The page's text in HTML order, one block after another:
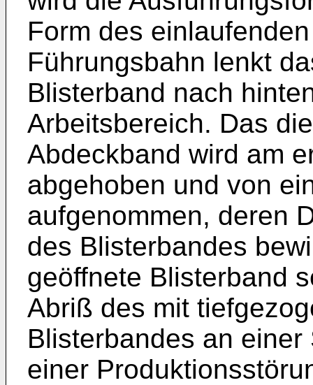
Form des
Führungsbahn lenkt
Blisterband nach
Arbeitsbereich. Das
Abdeckband wird am
abgehoben und von
aufgenommen, deren
des Blisterbandes
geöffnete Blisterband
Abriß des mit
Blisterbandes an
einer